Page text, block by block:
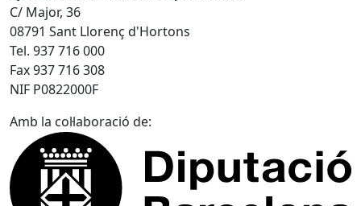
C/ Major, 36
08791 Sant Llorenç d'Hortons
Tel. 937 716 000
Fax 937 716 308
NIF P0822000F
Amb la col·laboració de: